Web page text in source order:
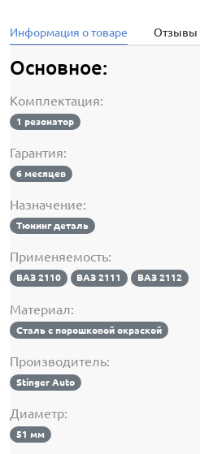
Информация о товаре Отзывы
Основное:
Комплектация:
1 резонатор
Гарантия:
6 месяцев
Назначение:
Тюнинг деталь
Применяемость:
ВАЗ 2110 ВАЗ 2111 ВАЗ 2112
Материал:
Сталь с порошковой окраской
Производитель:
Stinger Auto
Диаметр:
51 мм